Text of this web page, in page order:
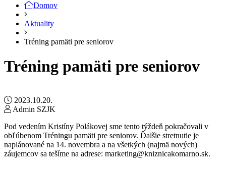
Domov
Aktuality
Tréning pamäti pre seniorov
Tréning pamäti pre seniorov
2023.10.20.
Admin SZJK
Pod vedením Kristíny Polákovej sme tento týždeň pokračovali v
obľúbenom Tréningu pamäti pre seniorov. Ďalšie stretnutie je
naplánované na 14. novembra a na všetkých (najmä nových)
záujemcov sa tešíme na adrese: marketing@kniznicakomarno.sk.